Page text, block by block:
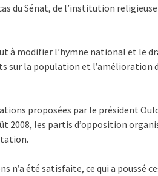
du Sénat, de l’institution
à modifier l’hymne national et le
sur la population et l’amélioration
proposées par le président
2008, les partis d’opposition
n’a été satisfaite, ce qui a poussé